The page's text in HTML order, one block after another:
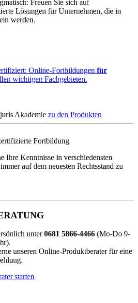
Freuen Sie sich auf
Lösungen für Unternehmen, die in
werden.
Online-Fortbildungen für
wichtigen Fachgebieten.
juris Akademie zu den Produkten
Fortbildung
Ihre Kenntnisse in verschiedensten
auf dem neuesten Rechtsstand zu
unter0681 5866-4466 (Mo-Do 9-
unseren Online-Produktberater für eine
starten